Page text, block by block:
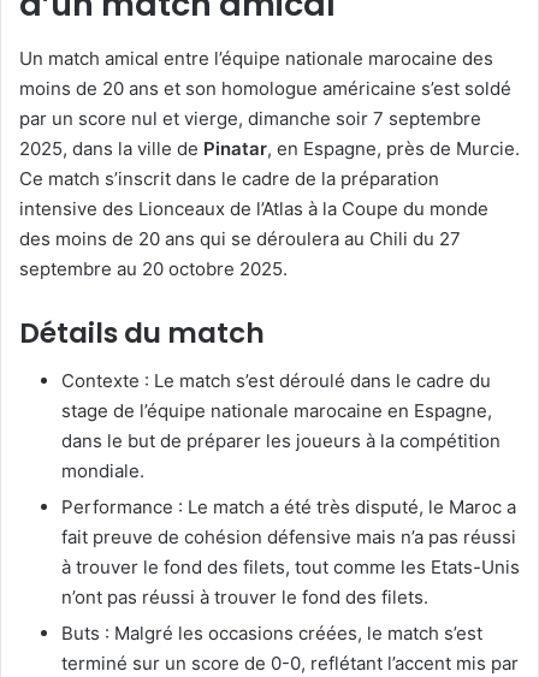
Un match amical entre l’équipe nationale marocaine des
moins de 20 ans et son homologue américaine s’est soldé
par un score nul et vierge, dimanche soir 7 septembre
2025, dans la ville de Pinatar, en Espagne, près de Murcie.
Ce match s’inscrit dans le cadre de la préparation
intensive des Lionceaux de l’Atlas à la Coupe du monde
des moins de 20 ans qui se déroulera au Chili du 27
septembre au 20 octobre 2025.
Détails du match
Contexte : Le match s’est déroulé dans le cadre du
stage de l’équipe nationale marocaine en Espagne,
dans le but de préparer les joueurs à la compétition
mondiale.
Performance : Le match a été très disputé, le Maroc a
fait preuve de cohésion défensive mais n’a pas réussi
à trouver le fond des filets, tout comme les Etats-Unis
n’ont pas réussi à trouver le fond des filets.
Buts : Malgré les occasions créées, le match s’est
terminé sur un score de 0-0, reflétant l’accent mis par